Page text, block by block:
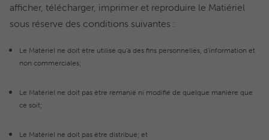
afficher, télécharger, imprimer et reproduire le Matiériel
sous réserve des conditions suivantes :
Le Matériel ne doit être utilisé qu’à des fins personnelles, d’information et
non commerciales;
Le Matériel ne doit pas être remanié ni modifié de quelque manière que
ce soit;
Le Matériel ne doit pas être distribué; et